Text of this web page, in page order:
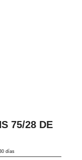
75/28 DE
días